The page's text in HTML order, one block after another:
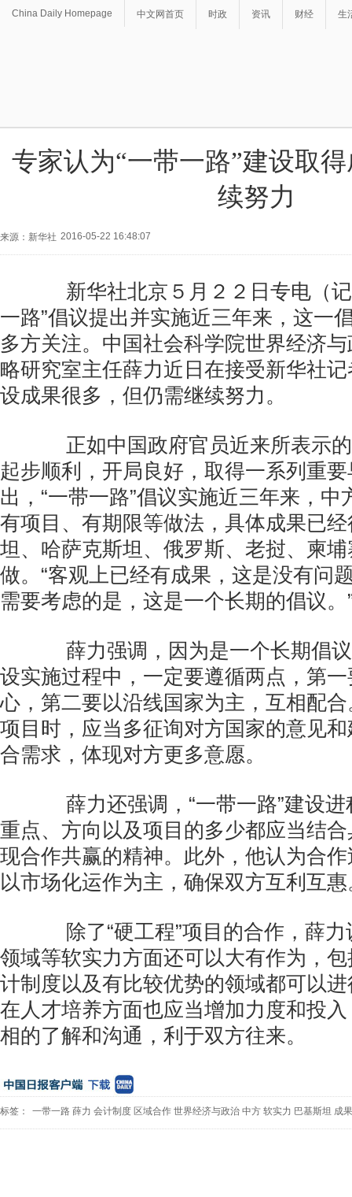
China Daily Homepage 中文网首页 时政 资讯 财经 生
专家认为“一带一路”建设取
续努力
来源：新华社 2016-05-22 16:48:07
新华社北京５月２２日专电（记
一路”倡议提出并实施近三年来，这一
多方关注。中国社会科学院世界经济
略研究室主任薛力近日在接受新华社
设成果很多，但仍需继续努力。
正如中国政府官员近来所表示的
起步顺利，开局良好，取得一系列重
出，“一带一路”倡议实施近三年来，中
有项目、有期限等做法，具体成果已
坦、哈萨克斯坦、俄罗斯、老挝、柬
做。“客观上已经有成果，这是没有问
需要考虑的是，这是一个长期的倡议。
薛力强调，因为是一个长期倡议
设实施过程中，一定要遵循两点，第
心，第二要以沿线国家为主，互相配
项目时，应当多征询对方国家的意见
合需求，体现对方更多意愿。
薛力还强调，“一带一路”建设进
重点、方向以及项目的多少都应当结
现合作共赢的精神。此外，他认为合
以市场化运作为主，确保双方互利互惠
除了“硬工程”项目的合作，薛力
领域等软实力方面还可以大有作为，
计制度以及有比较优势的领域都可以
在人才培养方面也应当增加力度和投
相的了解和沟通，利于双方往来。
标签： 一带一路 薛力 会计制度 区域合作 世界经济与政治 中方 软实力 巴基斯坦 成果